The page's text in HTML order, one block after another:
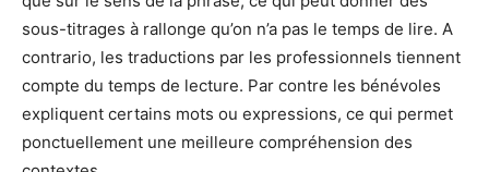
sous-titrages à rallonge qu’on n’a pas le temps de lire. A
contrario, les traductions par les professionnels tiennent
compte du temps de lecture. Par contre les bénévoles
expliquent certains mots ou expressions, ce qui permet
ponctuellement une meilleure compréhension des